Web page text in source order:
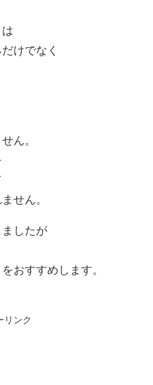
けでなく
ん。
せん。
したが
おすすめします。
リンク